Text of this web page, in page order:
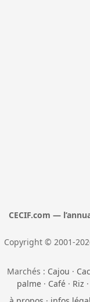
CECIF.com —
Copyright © 2001-
Marchés : Cajou ·
palme· Café· Riz ·